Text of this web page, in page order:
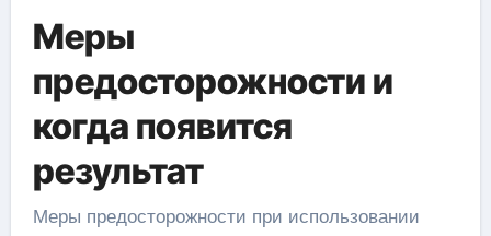
Меры
предосторожности и
когда появится
результат
Меры предосторожности при использовании